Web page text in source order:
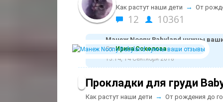
Как растут наши дети → От
12 10361
Манеж Noony Babyland нужны
От:Ирина Соколова
13:14, 14 Сентября 2018
Прокладки для груди
Как растут наши дети → От рождения до